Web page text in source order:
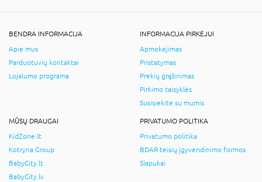
BENDRA INFORMACIJA
Apie mus
Parduotuvių kontaktai
Lojalumo programa
INFORMACIJA PIRKĖJUI
Apmokėjimas
Pristatymas
Prekių grąžinimas
Pirkimo taisyklės
Susisiekite su mumis
MŪSŲ DRAUGAI
KidZone.lt
Kotryna Group
BabyCity.lt
BabyCity.lv
PRIVATUMO POLITIKA
Privatumo politika
BDAR teisių įgyvendinimo formos
Slapukai